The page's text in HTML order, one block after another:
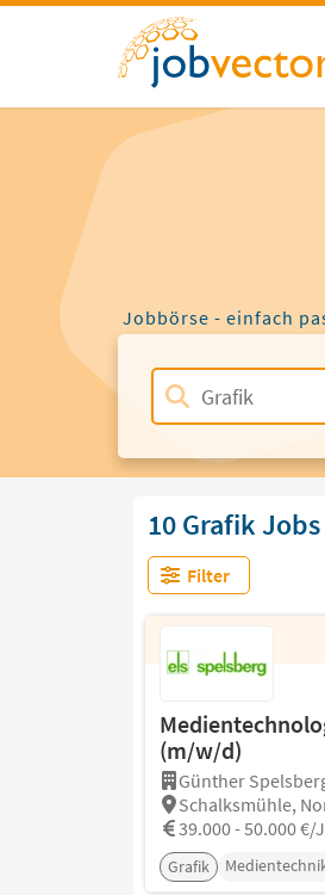
Jobbörse - einfach
10 Grafik Jobs
Filter
(m/w/d)
Günther
Schalksmühle,
39.000 - 50.000 €/
Grafik